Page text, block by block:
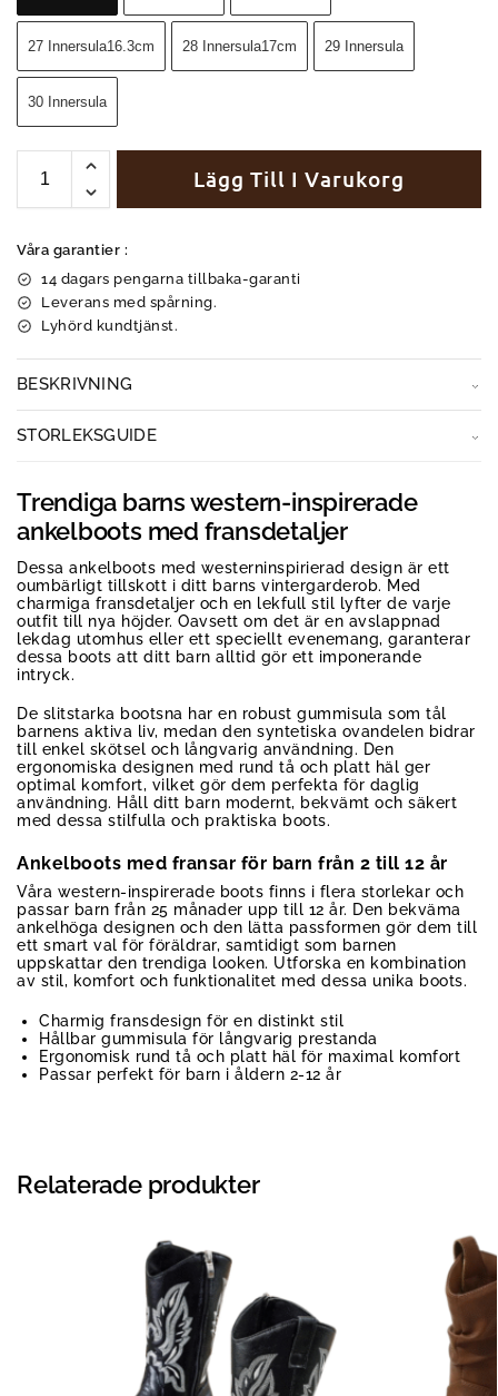
27 Innersula16.3cm 28 Innersula17cm 29 Innersula
30 Innersula
Lägg Till I Varukorg
Våra garantier :
14 dagars pengarna tillbaka-garanti
Leverans med spårning.
Lyhörd kundtjänst.
BESKRIVNING
STORLEKSGUIDE
Trendiga barns western-inspirerade
ankelboots med fransdetaljer
Dessa ankelboots med westerninspirierad design är ett
oumbärligt tillskott i ditt barns vintergarderob. Med
charmiga fransdetaljer och en lekfull stil lyfter de varje
outfit till nya höjder. Oavsett om det är en avslappnad
lekdag utomhus eller ett speciellt evenemang, garanterar
dessa boots att ditt barn alltid gör ett imponerande
intryck.
De slitstarka bootsna har en robust gummisula som tål
barnens aktiva liv, medan den syntetiska ovandelen bidrar
till enkel skötsel och långvarig användning. Den
ergonomiska designen med rund tå och platt häl ger
optimal komfort, vilket gör dem perfekta för daglig
användning. Håll ditt barn modernt, bekvämt och säkert
med dessa stilfulla och praktiska boots.
Ankelboots med fransar för barn från 2 till 12 år
Våra western-inspirerade boots finns i flera storlekar och
passar barn från 25 månader upp till 12 år. Den bekväma
ankelhöga designen och den lätta passformen gör dem till
ett smart val för föräldrar, samtidigt som barnen
uppskattar den trendiga looken. Utforska en kombination
av stil, komfort och funktionalitet med dessa unika boots.
Charmig fransdesign för en distinkt stil
Hållbar gummisula för långvarig prestanda
Ergonomisk rund tå och platt häl för maximal komfort
Passar perfekt för barn i åldern 2-12 år
Relaterade produkter